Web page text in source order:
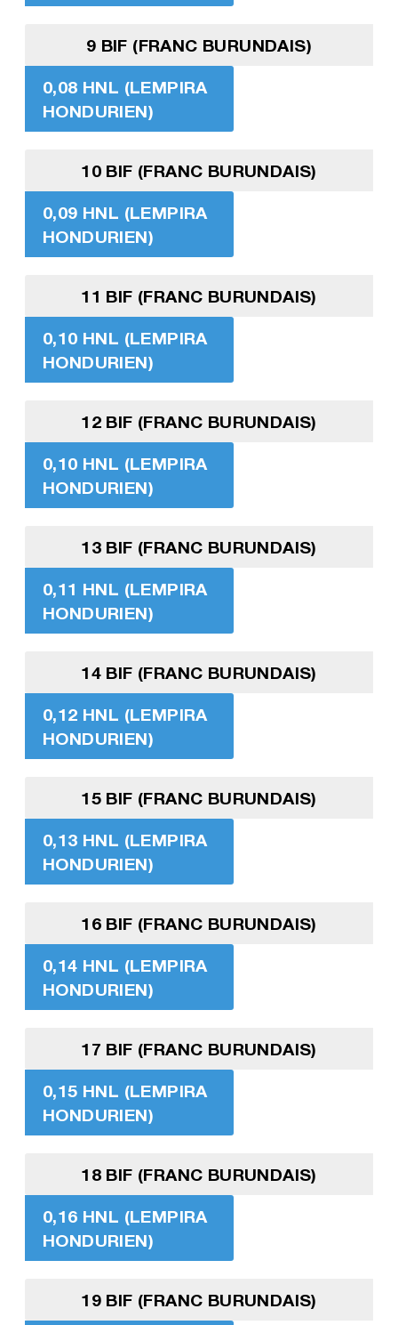
9 BIF (FRANC BURUNDAIS)
0,08 HNL (LEMPIRA
HONDURIEN)
10 BIF (FRANC BURUNDAIS)
0,09 HNL (LEMPIRA
HONDURIEN)
11 BIF (FRANC BURUNDAIS)
0,10 HNL (LEMPIRA
HONDURIEN)
12 BIF (FRANC BURUNDAIS)
0,10 HNL (LEMPIRA
HONDURIEN)
13 BIF (FRANC BURUNDAIS)
0,11 HNL (LEMPIRA
HONDURIEN)
14 BIF (FRANC BURUNDAIS)
0,12 HNL (LEMPIRA
HONDURIEN)
15 BIF (FRANC BURUNDAIS)
0,13 HNL (LEMPIRA
HONDURIEN)
16 BIF (FRANC BURUNDAIS)
0,14 HNL (LEMPIRA
HONDURIEN)
17 BIF (FRANC BURUNDAIS)
0,15 HNL (LEMPIRA
HONDURIEN)
18 BIF (FRANC BURUNDAIS)
0,16 HNL (LEMPIRA
HONDURIEN)
19 BIF (FRANC BURUNDAIS)